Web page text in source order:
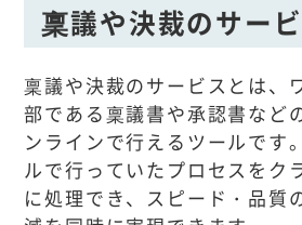
稟議や決裁のサー
稟議や決裁のサービスとは、
部である稟議書や承認書など
ンラインで行えるツールです
ルで行っていたプロセスをク
に処理でき、スピード・品質